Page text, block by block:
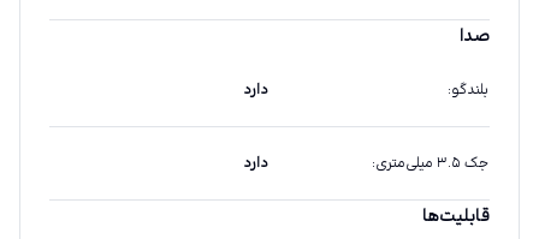
صدا
بلندگو: دارد
جک ۳.۵ میلی‌متری : دارد
قابلیت‌ها